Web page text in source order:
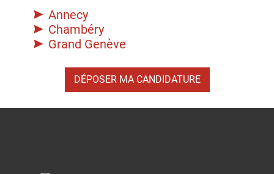
Annecy
Chambéry
Grand Genève
DÉPOSER MA CANDIDATURE